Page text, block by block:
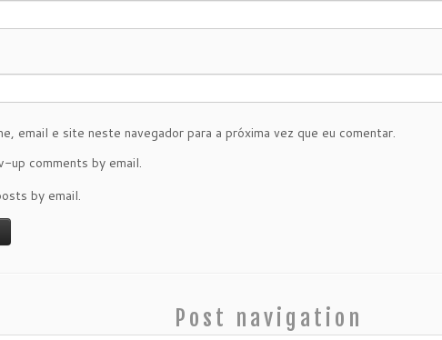
email e site neste navegador para a próxima vez que eu comentar.
comments by email.
by email.
Post navigation